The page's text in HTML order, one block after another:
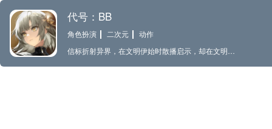
代号：BB
角色扮演 二次元
动作